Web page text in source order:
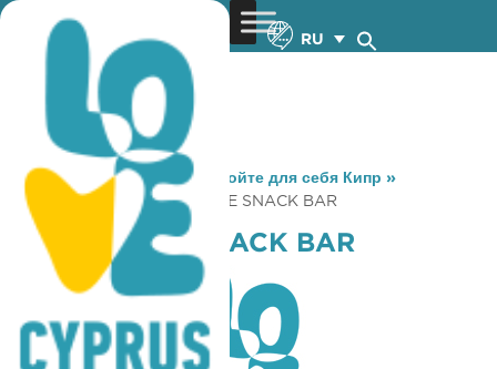
RU
You are here: Home »Откройте для себя Кипр »
Gastronomy
» MALOS CAFE SNACK BAR
MALOS CAFE SNACK BAR